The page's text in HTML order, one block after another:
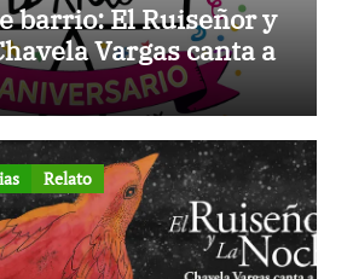
barrio: El Ruiseñor y
Vargas canta a
Relato